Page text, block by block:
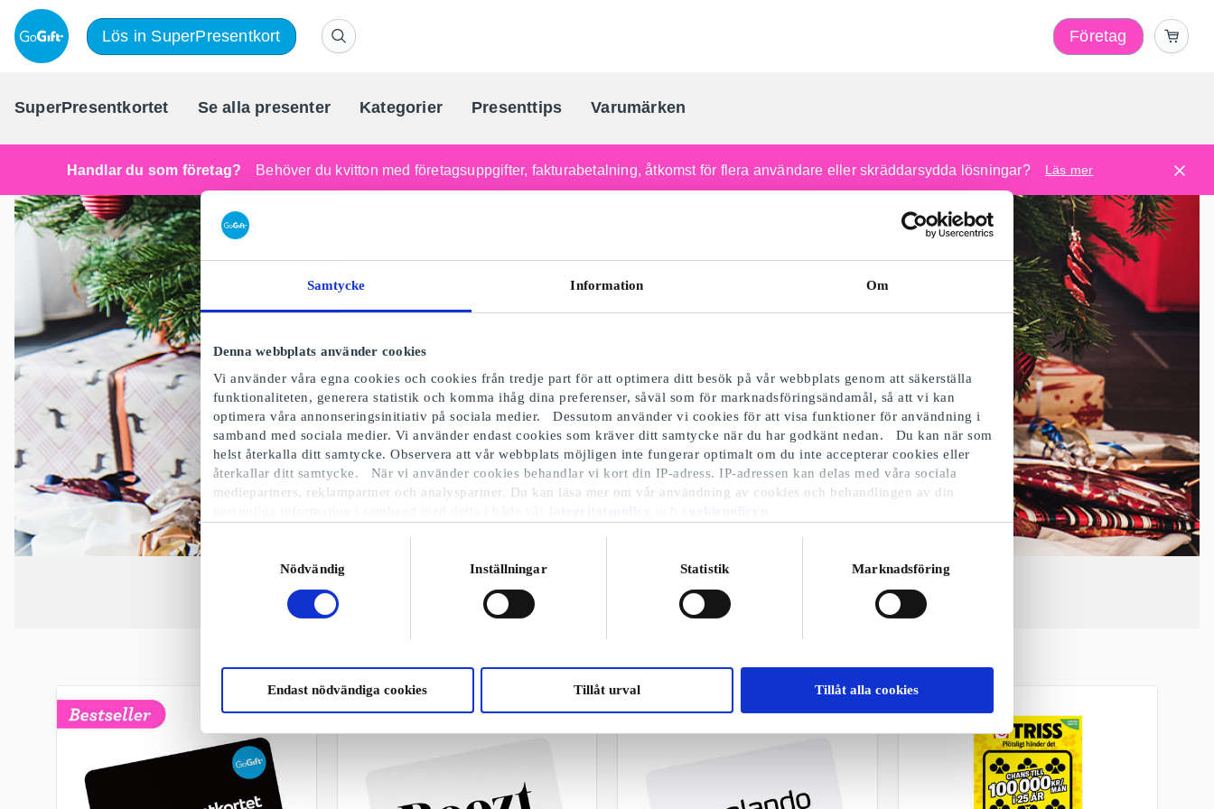
Samtycke Information Om
Denna webbplats använder cookies
Vi använder våra egna cookies och cookies från tredje part för att optimera ditt besök på vår webbplats genom att säkerställa
funktionaliteten, generera statistik och komma ihåg dina preferenser, såväl som för marknadsföringsändamål, så att vi kan
optimera våra annonseringsinitiativ på sociala medier. Dessutom använder vi cookies för att visa funktioner för användning i
samband med sociala medier. Vi använder endast cookies som kräver ditt samtycke när du har godkänt nedan. Du kan när som
helst återkalla ditt samtycke. Observera att vår webbplats möjligen inte fungerar optimalt om du inte accepterar cookies eller
återkallar ditt samtycke. När vi använder cookies behandlar vi kort din IP-adress. IP-adressen kan delas med våra sociala
mediepartners, reklampartner och analyspartner. Du kan läsa mer om vår användning av cookies och behandlingen av din
Nödvändig
Inställningar Statistik Marknadsföring
Endast nödvändiga cookies Tillåt urval Tillåt alla cookies
Lös in SuperPresentkort Företag
SuperPresentkortet Se alla presenter Kategorier Presenttips Varumärken
Sveriges största presentkortportal
Handlar du som företag? Behöver du kvitton med företagsuppgifter, fakturabetalning, åtkomst för flera användare eller skräddarsydda lösningar? Läs mer
Julklapp till pappa